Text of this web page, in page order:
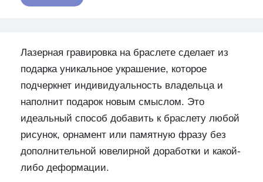
Лазерная гравировка на браслете сделает из
подарка уникальное украшение, которое
подчеркнет индивидуальность владельца и
наполнит подарок новым смыслом. Это
идеальный способ добавить к браслету любой
рисунок, орнамент или памятную фразу без
дополнительной ювелирной доработки и какой-
либо деформации.